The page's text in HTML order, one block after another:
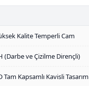
Kalite Temperli Cam
(Darbe ve Çizilme Dirençli)
Tam Kapsamlı Kavisli Tasarım